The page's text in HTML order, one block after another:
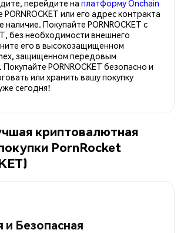
перейдите на платформу Onchain
PORNROCKET или его адрес контракта
Покупайте PORNROCKET с
без необходимости внешнего
его в высокозащищенном
защищенном передовым
PORNROCKET безопасно и
или хранить вашу покупку
сегодня!
криптовалютная
PornRocket
Безопасная